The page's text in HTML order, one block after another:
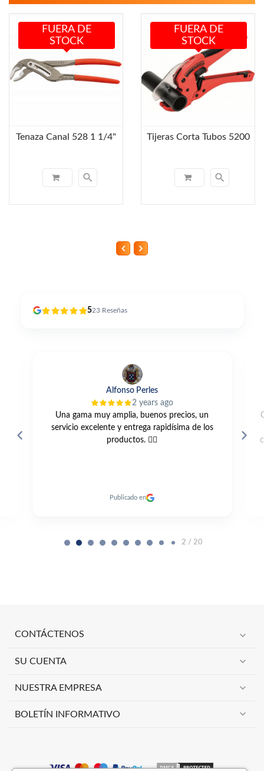
Tenaza Canal 528 1 1/4"
search
FUERA DE
STOCK
Tijeras Corta Tubos 5200
search
FUERA DE
STOCK
523 Reseñas
Alfonso Perles
2 years ago
Una gama muy amplia, buenos precios, un
servicio excelente y entrega rapidísima de los
productos. 👍🏼
Publicado en
2 / 20
CONTÁCTENOS expand_more
SU CUENTA expand_more
NUESTRA EMPRESA expand_more
BOLETÍN INFORMATIVO expand_more